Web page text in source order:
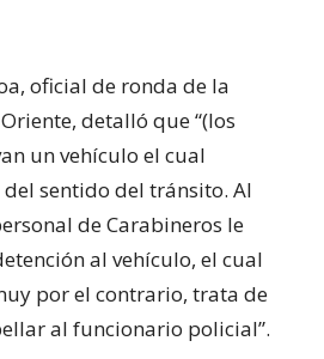
oficial de ronda de la
detalló que “(los
un vehículo el cual
sentido del tránsito. Al
de Carabineros le
al vehículo, el cual
por el contrario, trata de
al funcionario policial”.